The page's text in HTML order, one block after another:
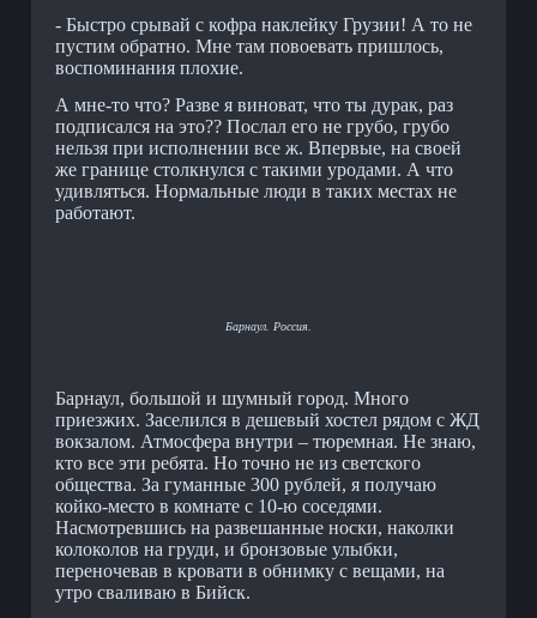
- Быстро срывай с кофра наклейку Грузии! А то не
пустим обратно. Мне там повоевать пришлось,
воспоминания плохие.
А мне-то что? Разве я виноват, что ты дурак, раз
подписался на это?? Послал его не грубо, грубо
нельзя при исполнении все ж. Впервые, на своей
же границе столкнулся с такими уродами. А что
удивляться. Нормальные люди в таких местах не
работают.
Барнаул. Россия.
Барнаул, большой и шумный город. Много
приезжих. Заселился в дешевый хостел рядом с ЖД
вокзалом. Атмосфера внутри – тюремная. Не знаю,
кто все эти ребята. Но точно не из светского
общества. За гуманные 300 рублей, я получаю
койко-место в комнате с 10-ю соседями.
Насмотревшись на развешанные носки, наколки
колоколов на груди, и бронзовые улыбки,
переночевав в кровати в обнимку с вещами, на
утро сваливаю в Бийск.